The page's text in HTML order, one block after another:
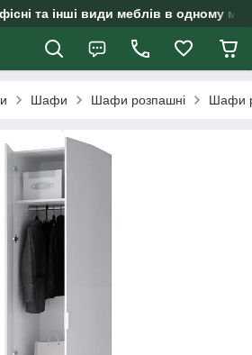
та інші види меблів в одному
Шафи Шафи розпашні Шафи